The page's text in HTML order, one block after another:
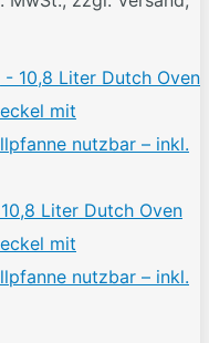
Liter Dutch Oven
mit
nutzbar – inkl.